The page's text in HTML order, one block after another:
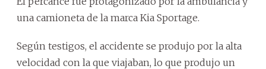
una camioneta de la marca Kia Sportage.
Según testigos, el accidente se produjo por la alta
velocidad con la que viajaban, lo que produjo un